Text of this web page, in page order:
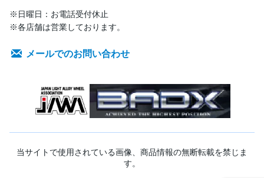
※日曜日：お電話受付休止
※各店舗は営業しております。
メールでのお問い合わせ
当サイトで使用されている画像、商品情報の無断転載を禁じま
す。